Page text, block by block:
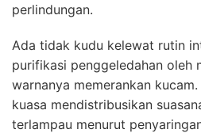
perlindungan.
Ada tidak kudu kelewat rutin
purifikasi penggeledahan oleh
warnanya memerankan
kuasa mendistribusikan
terlampau menurut